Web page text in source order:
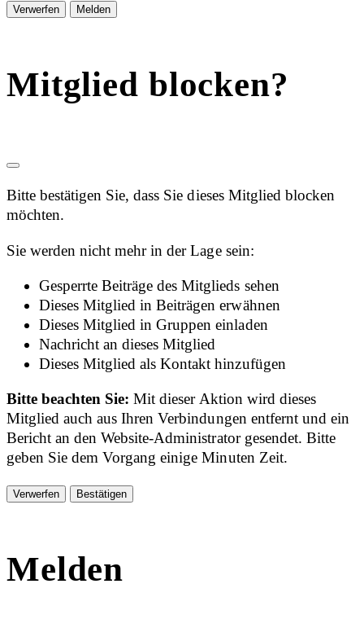
Melden
Mitglied blocken?
Bitte bestätigen Sie, dass Sie dieses Mitglied blocken
möchten.
Sie werden nicht mehr in der Lage sein:
Gesperrte Beiträge des Mitglieds sehen
Dieses Mitglied in Beiträgen erwähnen
Dieses Mitglied in Gruppen einladen
Nachricht an dieses Mitglied
Dieses Mitglied als Kontakt hinzufügen
Bitte beachten Sie:Mit dieser Aktion wird dieses
Mitglied auch aus Ihren Verbindungen entfernt und ein
Bericht an den Website-Administrator gesendet. Bitte
geben Sie dem Vorgang einige Minuten Zeit.
Bestätigen
Melden